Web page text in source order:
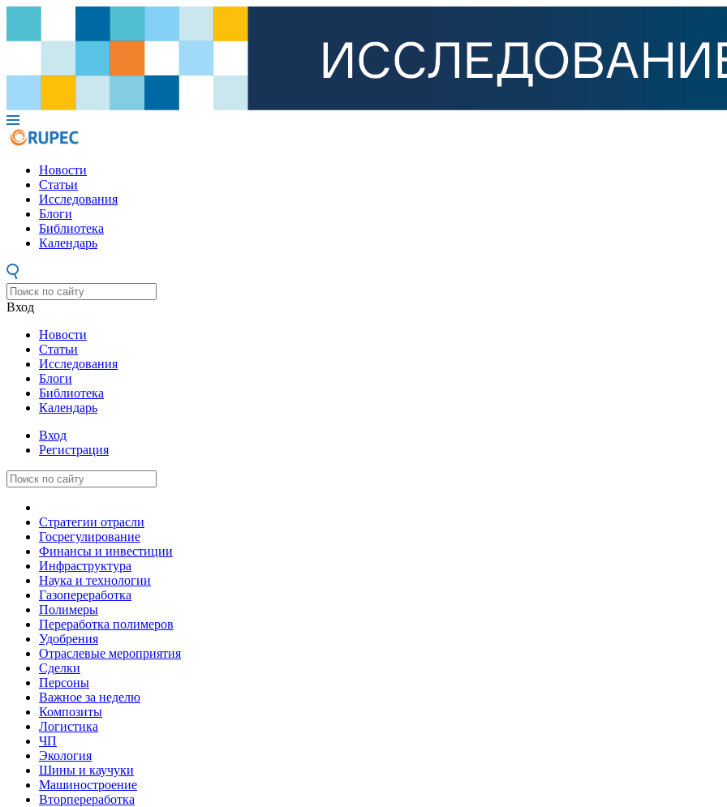
Новости
Статьи
Исследования
Блоги
Библиотека
Календарь
Вход
Новости
Статьи
Исследования
Блоги
Библиотека
Календарь
Вход
Регистрация
Стратегии отрасли
Госрегулирование
Финансы и инвестиции
Инфраструктура
Наука и технологии
Газопереработка
Полимеры
Переработка полимеров
Удобрения
Отраслевые мероприятия
Сделки
Персоны
Важное за неделю
Композиты
Логистика
ЧП
Экология
Шины и каучуки
Машиностроение
Вторпереработка